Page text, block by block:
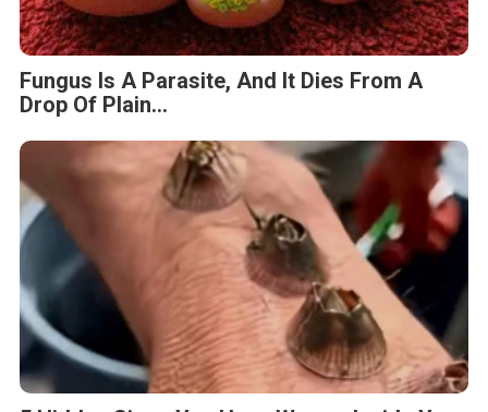
Fungus Is A Parasite, And It Dies From A
Drop Of Plain...